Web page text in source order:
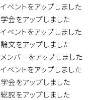
イベントをアップしました
学会をアップしました
イベントをアップしました
論文をアップしました
メンバーをアップしました
イベントをアップしました
学会をアップしました
総説をアップしました